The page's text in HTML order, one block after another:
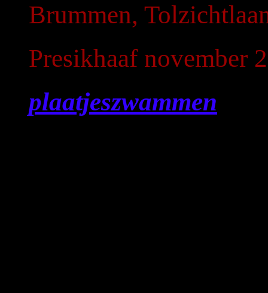
Brummen,
Presikhaaf november
plaatjeszwammen